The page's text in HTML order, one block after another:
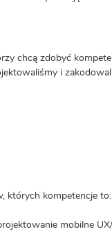
chcą zdobyć
i
których kompetencje to:
mobilne